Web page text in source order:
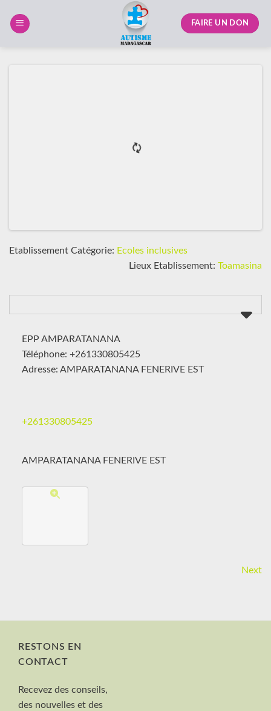
FAIRE UN DON
Etablissement Catégorie: Ecoles inclusives
Lieux Etablissement: Toamasina
EPP AMPARATANANA
Téléphone: +261330805425
Adresse: AMPARATANANA FENERIVE EST
+261330805425
AMPARATANANA FENERIVE EST
Next
RESTONS EN
CONTACT
Recevez des conseils,
des nouvelles et des